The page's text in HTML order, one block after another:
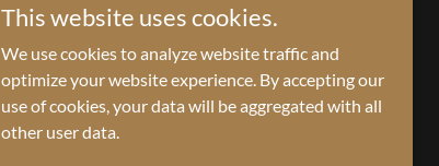
Powered by
This website uses cookies.
We use cookies to analyze website traffic and
optimize your website experience. By accepting our
use of cookies, your data will be aggregated with all
other user data.